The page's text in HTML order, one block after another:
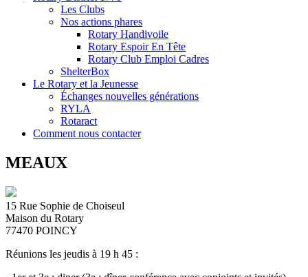
Les Clubs
Nos actions phares
Rotary Handivoile
Rotary Espoir En Tête
Rotary Club Emploi Cadres
ShelterBox
Le Rotary et la Jeunesse
Échanges nouvelles générations
RYLA
Rotaract
Comment nous contacter
MEAUX
15 Rue Sophie de Choiseul
Maison du Rotary
77470 POINCY
Réunions les jeudis à 19 h 45 :